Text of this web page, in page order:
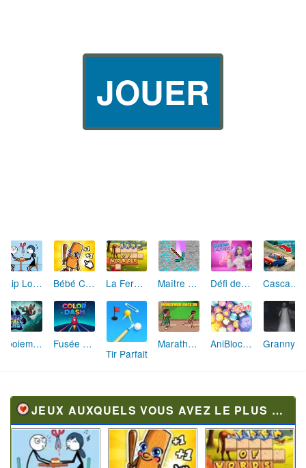
JOUER
Skip Love: L'Amour en Péril Bébé Clic Italien: La Folie des Petits Bambins La Ferme des Mots - Cultivez votre Vocabulaire Maître de la Destruction: Fusion de Pioches Défi de Mode: Star du Podium Cascades Folles 3D
Aboiement Stellaire : Aventure Canine Fusée Chromatique: La Course des Couleurs
Tir Parfait
Marathon Champion io AniBlocos: Connecte les Animaux Mignons!
JEUX AUXQUELS VOUS AVEZ LE PLUS JOUÉ